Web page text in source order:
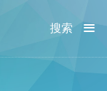
≡
搜索